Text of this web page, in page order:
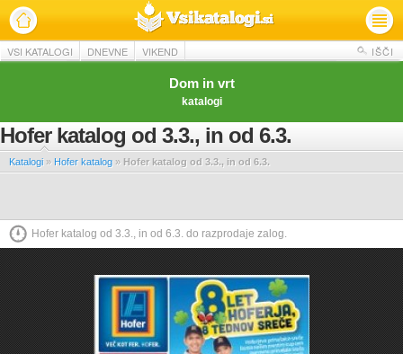
VSI KATALOGI DNEVNE VIKEND IŠČI
Dom in vrt
katalogi
Hofer katalog od 3.3., in od 6.3.
Katalogi » Hofer katalog » Hofer katalog od 3.3., in od 6.3.
Hofer katalog od 3.3., in od 6.3. do razprodaje zalog.